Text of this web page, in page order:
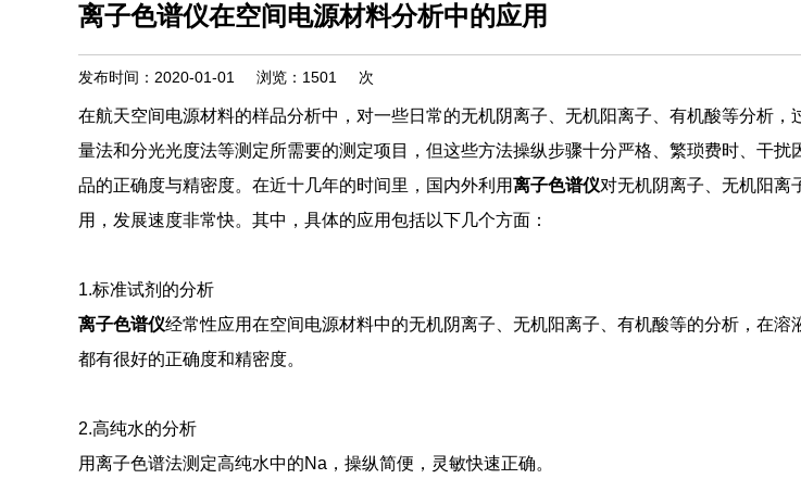
离子色谱仪在空间电源材料分析中的应用
发布时间：2020-01-01 浏览： 1501 次
在航天空间电源材料的样品分析中，对一些日常的无机阴离子、无机阳离子、有机酸等分析，
量法和分光光度法等测定所需要的测定项目，但这些方法操纵步骤十分严格、繁琐费时、干扰
品的正确度与精密度。在近十几年的时间里，国内外利用离子色谱仪对无机阴离子、无机阳离
用，发展速度非常快。其中，具体的应用包括以下几个方面：
1.标准试剂的分析
离子色谱仪经常性应用在空间电源材料中的无机阴离子、无机阳离子、有机酸等的分析，在溶
都有很好的正确度和精密度。
2.高纯水的分析
用离子色谱法测定高纯水中的Na，操纵简便，灵敏快速正确。